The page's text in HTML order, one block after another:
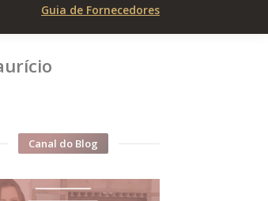
Guia de Fornecedores
Canal do Blog